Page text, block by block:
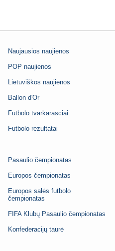
Naujausios naujienos
POP naujienos
Lietuviškos naujienos
Ballon d'Or
Futbolo tvarkarasciai
Futbolo rezultatai
Pasaulio čempionatas
Europos čempionatas
Europos salės futbolo
čempionatas
FIFA Klubų Pasaulio čempionatas
Konfederacijų taurė